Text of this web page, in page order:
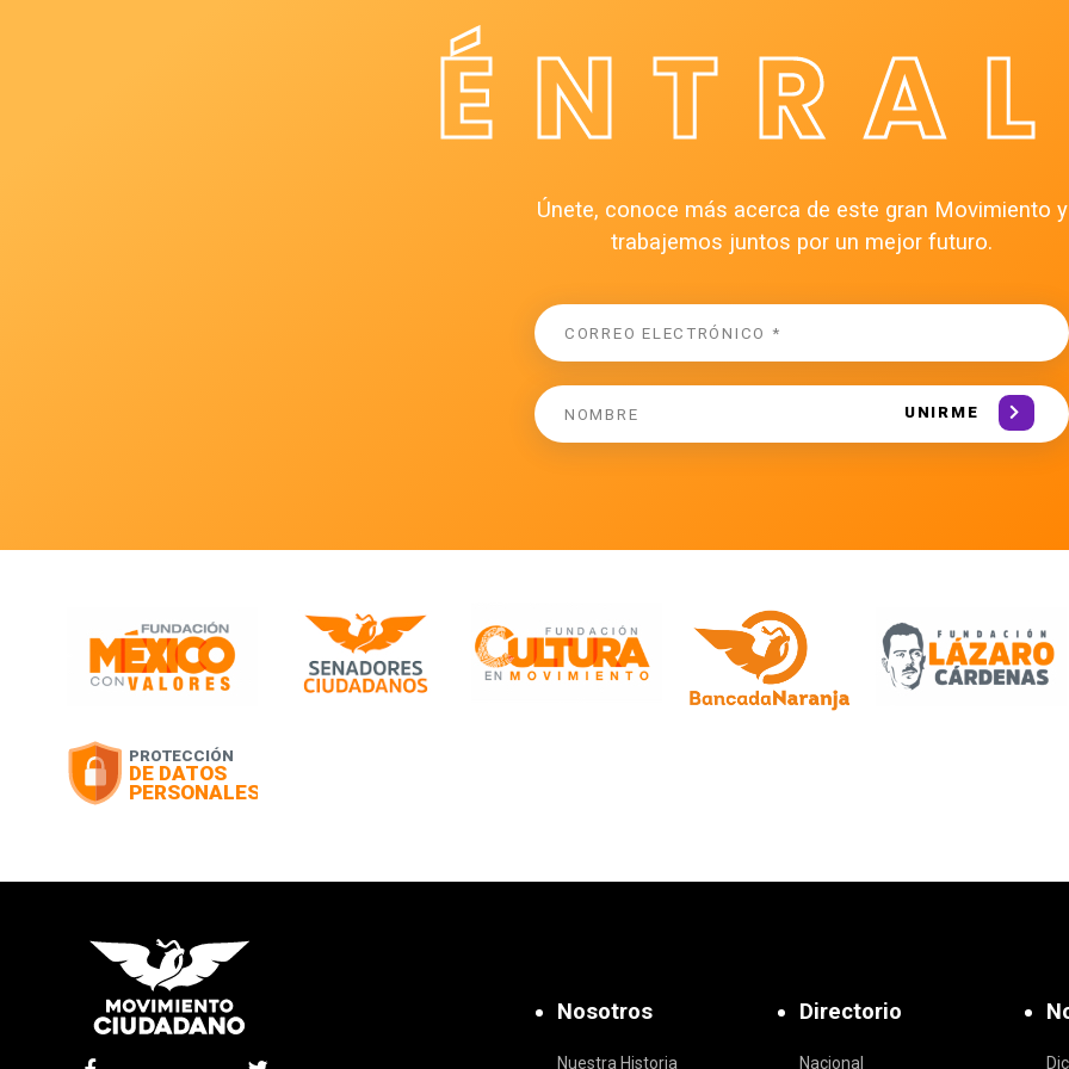
Únete, conoce más acerca de este gran Movimiento y
trabajemos juntos por un mejor futuro.
UNIRME
Nosotros
Nuestra Historia
Directorio
Nacional